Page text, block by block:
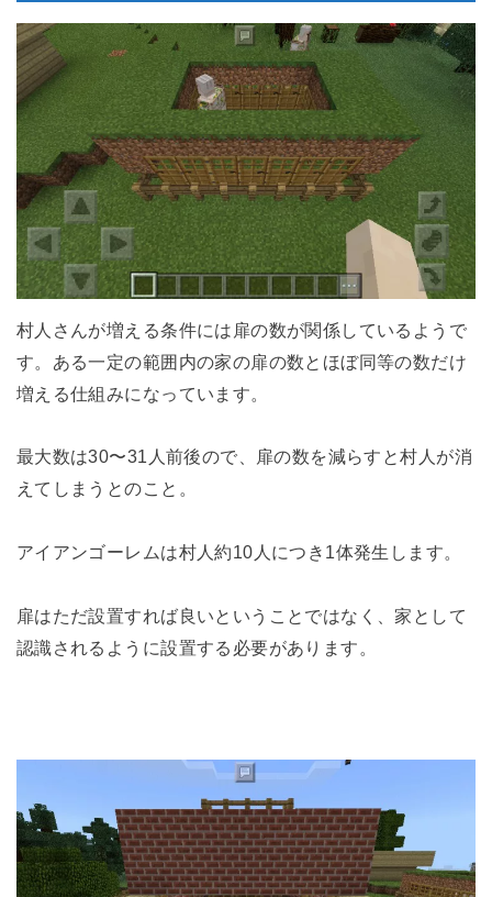
村人さんが増える条件には扉の数が関係しているようで
す。ある一定の範囲内の家の扉の数とほぼ同等の数だけ
増える仕組みになっています。
最大数は30〜31人前後ので、扉の数を減らすと村人が消
えてしまうとのこと。
アイアンゴーレムは村人約10人につき1体発生します。
扉はただ設置すれば良いということではなく、家として
認識されるように設置する必要があります。